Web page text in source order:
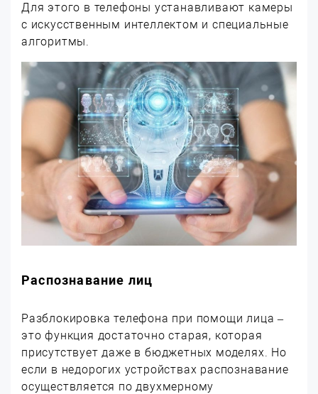
Для этого в телефоны устанавливают камеры
с искусственным интеллектом и специальные
алгоритмы.
Распознавание лиц
Разблокировка телефона при помощи лица –
это функция достаточно старая, которая
присутствует даже в бюджетных моделях. Но
если в недорогих устройствах распознавание
осуществляется по двухмерному